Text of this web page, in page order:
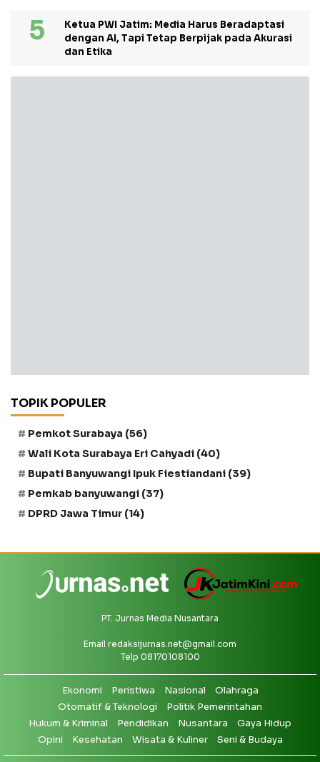
Ketua PWI Jatim: Media Harus Beradaptasi
dengan AI, Tapi Tetap Berpijak pada Akurasi
dan Etika
TOPIK POPULER
Pemkot Surabaya (56)
Wali Kota Surabaya Eri Cahyadi (40)
Bupati Banyuwangi Ipuk Fiestiandani (39)
Pemkab banyuwangi (37)
DPRD Jawa Timur (14)
PT. Jurnas Media Nusantara
Email redaksijurnas.net@gmail.com
Telp 08170108100
Ekonomi Peristiwa Nasional
Olahraga
Otomatif & Teknologi
Politik Pemerintahan
Hukum & Kriminal
Pendidikan Nusantara
Gaya Hidup
Opini
Kesehatan Wisata & Kuliner Seni & Budaya